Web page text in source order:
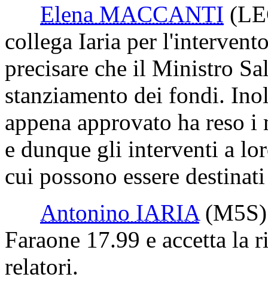
Elena MACCANTI
collega Iaria per
precisare che il Ministro
stanziamento dei fondi.
appena approvato ha reso
e dunque gli interventi a
cui possono essere
Antonino IARIA (M5S)
Faraone 17.99 e accetta la
relatori.